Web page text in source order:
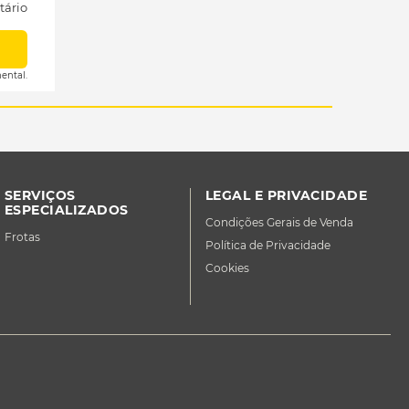
SERVIÇOS
ESPECIALIZADOS
Frotas
LEGAL E PRIVACIDADE
Condições Gerais de Venda
Política de Privacidade
Cookies